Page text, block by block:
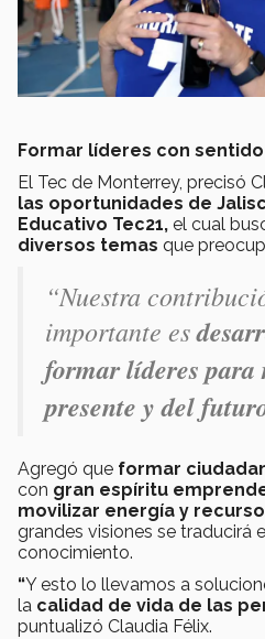
Formar líderes con
El Tec de Monterrey, precisó
las oportunidades de
Educativo Tec21, el cual
diversos temas que
“Nuestra
importante es
formar líderes para
presente y del
Agregó que formar
con gran espíritu
movilizar energía y
grandes visiones se traducirá
conocimiento.
“Y esto lo llevamos a
la calidad de vida de las
puntualizó Claudia Félix.